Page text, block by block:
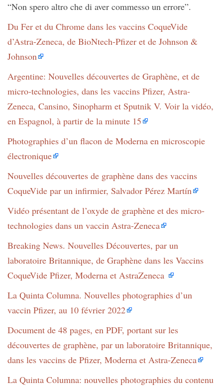
“Non spero altro che di aver commesso un errore”.
Du Fer et du Chrome dans les vaccins CoqueVide
d’Astra-Zeneca, de BioNtech-Pfizer et de Johnson &
Johnson
Argentine: Nouvelles découvertes de Graphène, et de
micro-technologies, dans les vaccins Pfizer, Astra-
Zeneca, Cansino, Sinopharm et Sputnik V. Voir la vidéo,
en Espagnol, à partir de la minute 15
Photographies d’un flacon de Moderna en microscopie
électronique
Nouvelles découvertes de graphène dans des vaccins
CoqueVide par un infirmier, Salvador Pérez Martín
Vidéo présentant de l’oxyde de graphène et des micro-
technologies dans un vaccin Astra-Zeneca
Breaking News. Nouvelles Découvertes, par un
laboratoire Britannique, de Graphène dans les Vaccins
CoqueVide Pfizer, Moderna et AstraZeneca
La Quinta Columna. Nouvelles photographies d’un
vaccin Pfizer, au 10 février 2022
Document de 48 pages, en PDF, portant sur les
découvertes de graphène, par un laboratoire Britannique,
dans les vaccins de Pfizer, Moderna et Astra-Zeneca
La Quinta Columna: nouvelles photographies du contenu